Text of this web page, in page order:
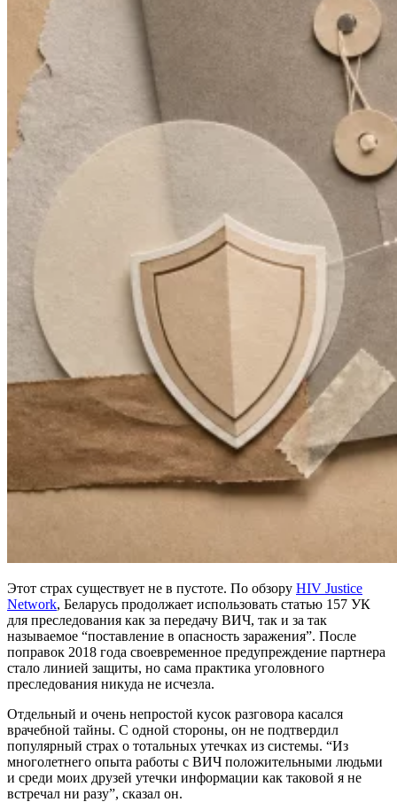
Этот страх существует не в пустоте. По обзору HIV Justice
Network, Беларусь продолжает использовать статью 157 УК
для преследования как за передачу ВИЧ, так и за так
называемое “поставление в опасность заражения”. После
поправок 2018 года своевременное предупреждение партнера
стало линией защиты, но сама практика уголовного
преследования никуда не исчезла.
Отдельный и очень непростой кусок разговора касался
врачебной тайны. С одной стороны, он не подтвердил
популярный страх о тотальных утечках из системы. “Из
многолетнего опыта работы с ВИЧ положительными людьми
и среди моих друзей утечки информации как таковой я не
встречал ни разу”, сказал он.